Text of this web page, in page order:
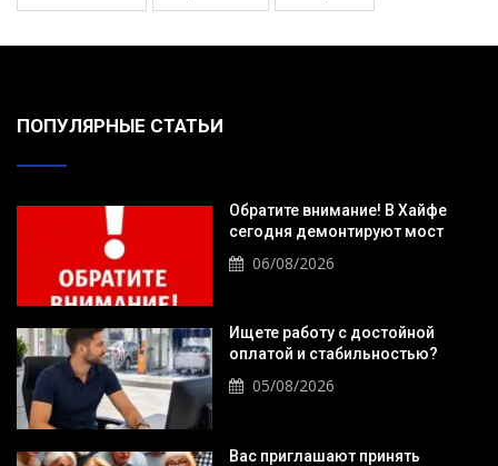
ПОПУЛЯРНЫЕ СТАТЬИ
Обратите внимание! В Хайфе
сегодня демонтируют мост
06/08/2026
Ищете работу с достойной
оплатой и стабильностью?
05/08/2026
Вас приглашают принять